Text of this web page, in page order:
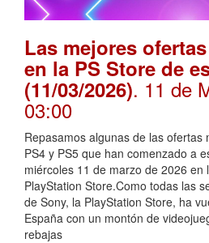
Las mejores
en la PS Store de
(11/03/2026). 11 de
03:00
Repasamos algunas de las ofertas
PS4 y PS5 que han comenzado a
miércoles 11 de marzo de 2026 en
PlayStation Store.Como todas las
de Sony, la PlayStation Store, ha
España con un montón de
rebajas